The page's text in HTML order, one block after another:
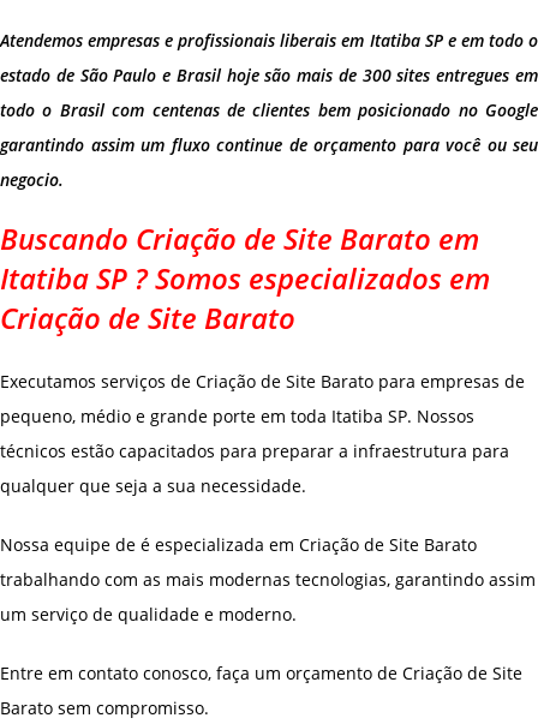
Atendemos empresas e profissionais liberais em Itatiba SP e em todo o
estado de São Paulo e Brasil hoje são mais de 300 sites entregues em
todo o Brasil com centenas de clientes bem posicionado no Google
garantindo assim um fluxo continue de orçamento para você ou seu
negocio.
Buscando Criação de Site Barato em
Itatiba SP ? Somos especializados em
Criação de Site Barato
Executamos serviços de Criação de Site Barato para empresas de
pequeno, médio e grande porte em toda Itatiba SP. Nossos
técnicos estão capacitados para preparar a infraestrutura para
qualquer que seja a sua necessidade.
Nossa equipe de é especializada em Criação de Site Barato
trabalhando com as mais modernas tecnologias, garantindo assim
um serviço de qualidade e moderno.
Entre em contato conosco, faça um orçamento de Criação de Site
Barato sem compromisso.